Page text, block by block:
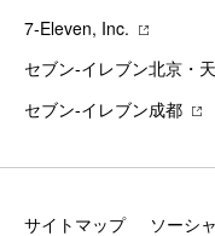
7‐Eleven, Inc.
セブン‐イレブン北京・
セブン‐イレブン成都
サイトマップ ソーシ